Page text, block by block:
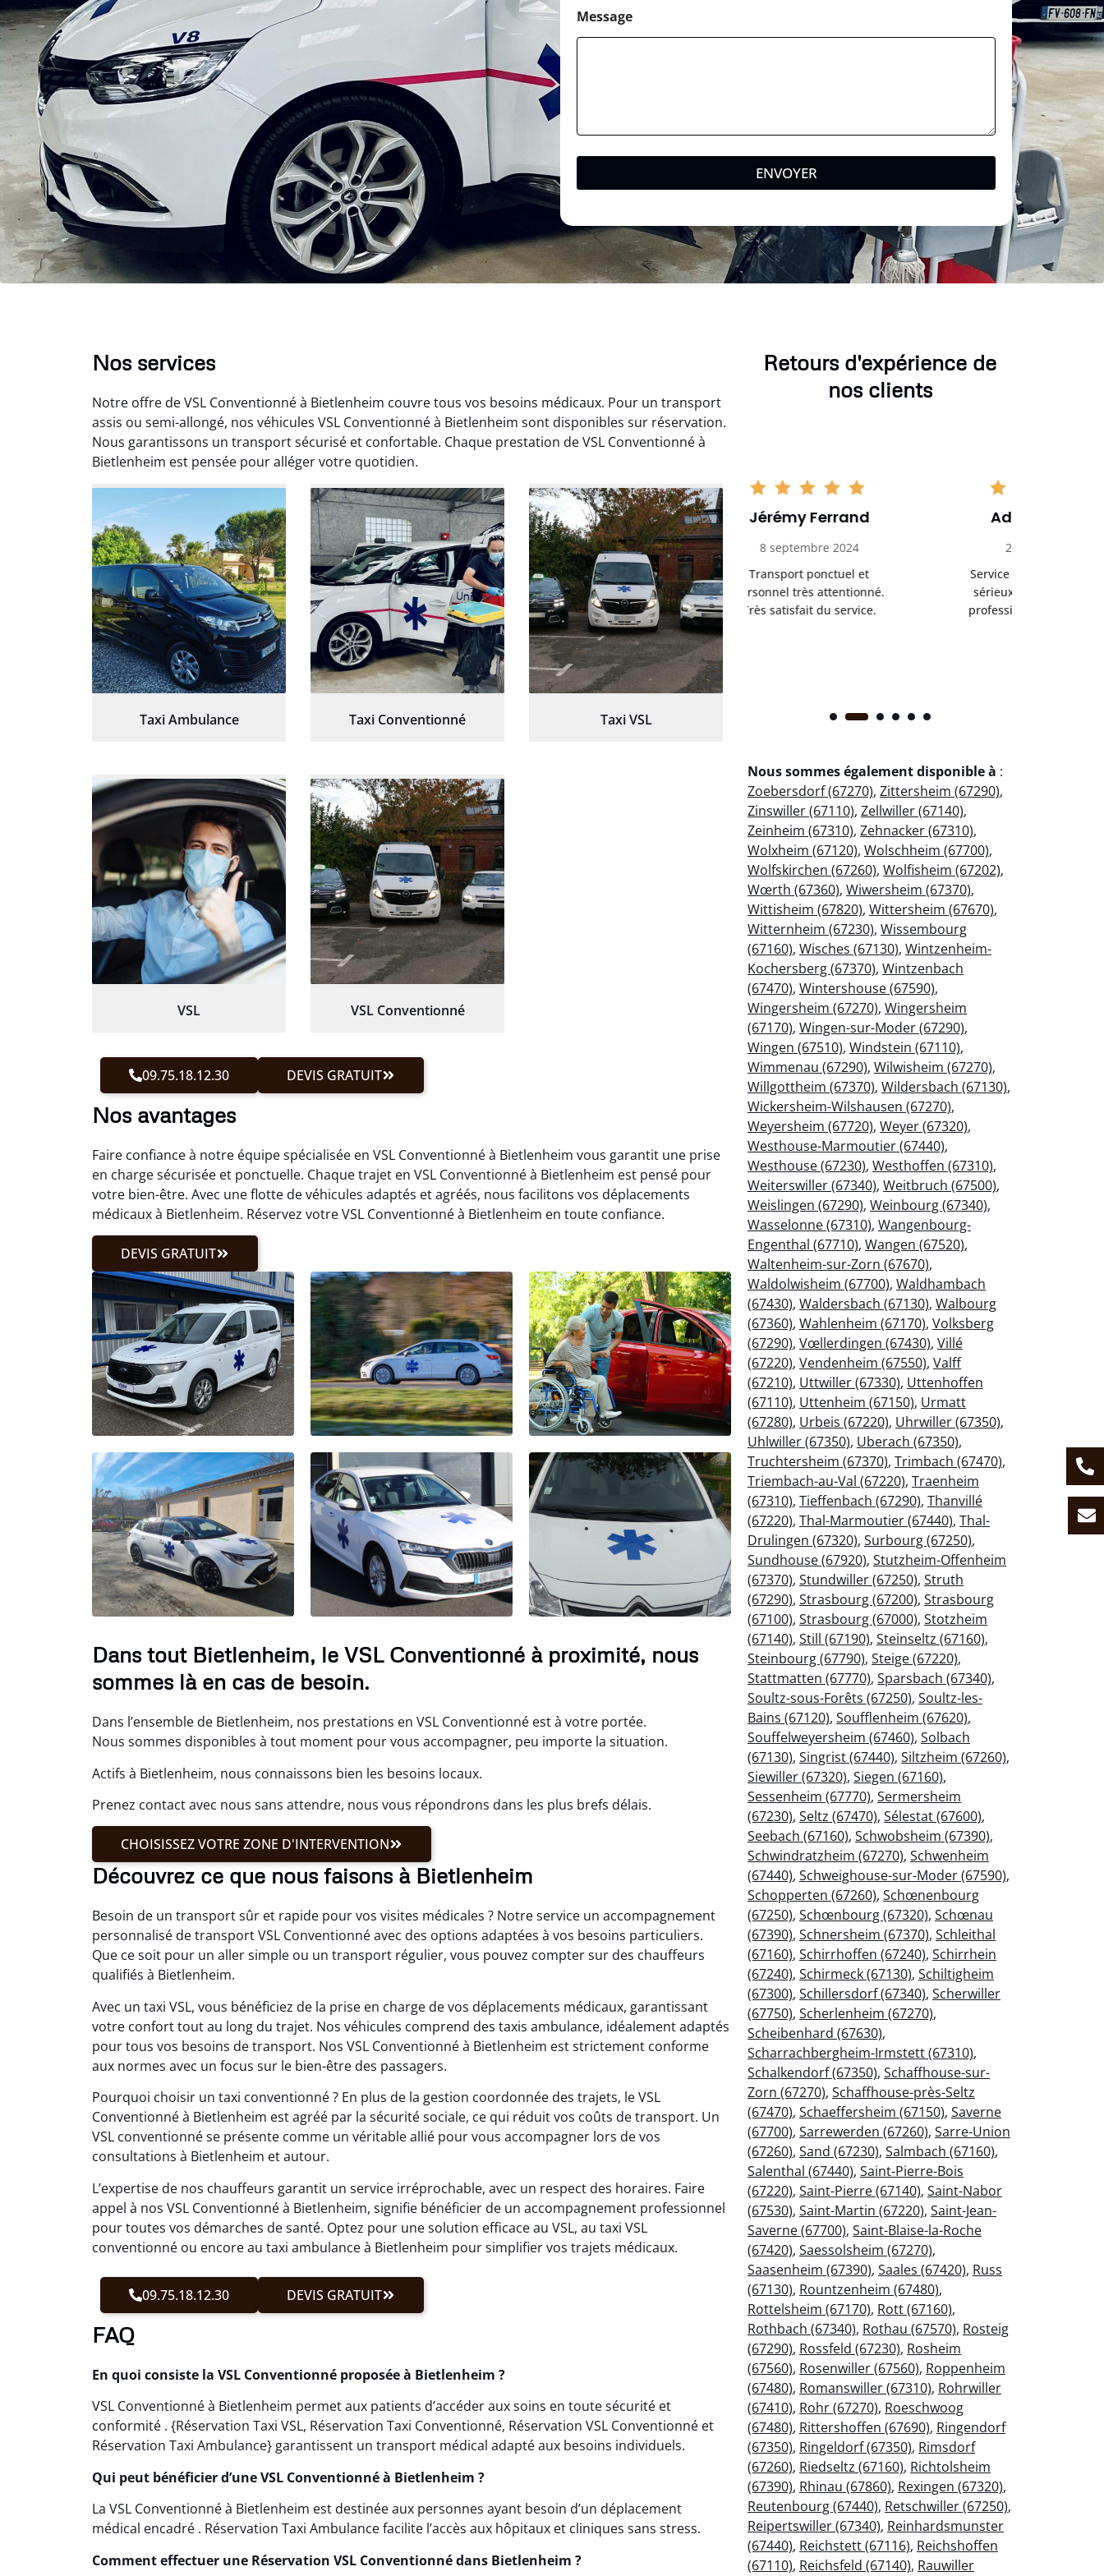
Message
ENVOYER
Nos services
Notre offre de VSL Conventionné à Bietlenheim couvre tous vos besoins médicaux. Pour un transport
assis ou semi-allongé, nos véhicules VSL Conventionné à Bietlenheim sont disponibles sur réservation.
Nous garantissons un transport sécurisé et confortable. Chaque prestation de VSL Conventionné à
Bietlenheim est pensée pour alléger votre quotidien.
Taxi Ambulance Taxi Conventionné Taxi VSL
VSL VSL Conventionné
09.75.18.12.30 DEVIS GRATUIT
Nos avantages
Faire confiance à notre équipe spécialisée en VSL Conventionné à Bietlenheim vous garantit une prise
en charge sécurisée et ponctuelle. Chaque trajet en VSL Conventionné à Bietlenheim est pensé pour
votre bien-être. Avec une flotte de véhicules adaptés et agréés, nous facilitons vos déplacements
médicaux à Bietlenheim. Réservez votre VSL Conventionné à Bietlenheim en toute confiance.
DEVIS GRATUIT
Dans tout Bietlenheim, le VSL Conventionné à proximité, nous
sommes là en cas de besoin.
Dans l’ensemble de Bietlenheim, nos prestations en VSL Conventionné est à votre portée.
Nous sommes disponibles à tout moment pour vous accompagner, peu importe la situation.
Actifs à Bietlenheim, nous connaissons bien les besoins locaux.
Prenez contact avec nous sans attendre, nous vous répondrons dans les plus brefs délais.
CHOISISSEZ VOTRE ZONE D'INTERVENTION
Découvrez ce que nous faisons à Bietlenheim
Besoin de un transport sûr et rapide pour vos visites médicales ? Notre service un accompagnement
personnalisé de transport VSL Conventionné avec des options adaptées à vos besoins particuliers.
Que ce soit pour un aller simple ou un transport régulier, vous pouvez compter sur des chauffeurs
qualifiés à Bietlenheim.
Avec un taxi VSL, vous bénéficiez de la prise en charge de vos déplacements médicaux, garantissant
votre confort tout au long du trajet. Nos véhicules comprend des taxis ambulance, idéalement adaptés
pour tous vos besoins de transport. Nos VSL Conventionné à Bietlenheim est strictement conforme
aux normes avec un focus sur le bien-être des passagers.
Pourquoi choisir un taxi conventionné ? En plus de la gestion coordonnée des trajets, le VSL
Conventionné à Bietlenheim est agréé par la sécurité sociale, ce qui réduit vos coûts de transport. Un
VSL conventionné se présente comme un véritable allié pour vous accompagner lors de vos
consultations à Bietlenheim et autour.
L’expertise de nos chauffeurs garantit un service irréprochable, avec un respect des horaires. Faire
appel à nos VSL Conventionné à Bietlenheim, signifie bénéficier de un accompagnement professionnel
pour toutes vos démarches de santé. Optez pour une solution efficace au VSL, au taxi VSL
conventionné ou encore au taxi ambulance à Bietlenheim pour simplifier vos trajets médicaux.
09.75.18.12.30 DEVIS GRATUIT
FAQ
En quoi consiste la VSL Conventionné proposée à Bietlenheim ?
VSL Conventionné à Bietlenheim permet aux patients d’accéder aux soins en toute sécurité et
conformité . {Réservation Taxi VSL, Réservation Taxi Conventionné, Réservation VSL Conventionné et
Réservation Taxi Ambulance} garantissent un transport médical adapté aux besoins individuels.
Qui peut bénéficier d’une VSL Conventionné à Bietlenheim ?
La VSL Conventionné à Bietlenheim est destinée aux personnes ayant besoin d’un déplacement
médical encadré . Réservation Taxi Ambulance facilite l’accès aux hôpitaux et cliniques sans stress.
Comment effectuer une Réservation VSL Conventionné dans Bietlenheim ?
Retours d'expérience de
nos clients
Arnaud Deschamps
30 janvier 2025
Très satisfait du transport,
tout s’est bien déroulé.
Chauffeur à l’écoute et
patient.
Jérémy Ferrand
8 septembre 2024
Transport ponctuel et
personnel très attentionné.
Très satisfait du service.
Adrien Bouchet
20 octobre 2024
Service de transport médical
sérieux et fiable. Chauffeur
professionnel et bienveillant.
Nous sommes également disponible à :
Zoebersdorf (67270), Zittersheim (67290),
Zinswiller (67110), Zellwiller (67140),
Zeinheim (67310), Zehnacker (67310),
Wolxheim (67120), Wolschheim (67700),
Wolfskirchen (67260), Wolfisheim (67202),
Wœrth (67360), Wiwersheim (67370),
Wittisheim (67820), Wittersheim (67670),
Witternheim (67230), Wissembourg
(67160), Wisches (67130), Wintzenheim-
Kochersberg (67370), Wintzenbach
(67470), Wintershouse (67590),
Wingersheim (67270), Wingersheim
(67170), Wingen-sur-Moder (67290),
Wingen (67510), Windstein (67110),
Wimmenau (67290), Wilwisheim (67270),
Willgottheim (67370), Wildersbach (67130),
Wickersheim-Wilshausen (67270),
Weyersheim (67720), Weyer (67320),
Westhouse-Marmoutier (67440),
Westhouse (67230), Westhoffen (67310),
Weiterswiller (67340), Weitbruch (67500),
Weislingen (67290), Weinbourg (67340),
Wasselonne (67310), Wangenbourg-
Engenthal (67710), Wangen (67520),
Waltenheim-sur-Zorn (67670),
Waldolwisheim (67700), Waldhambach
(67430), Waldersbach (67130), Walbourg
(67360), Wahlenheim (67170), Volksberg
(67290), Vœllerdingen (67430), Villé
(67220), Vendenheim (67550), Valff
(67210), Uttwiller (67330), Uttenhoffen
(67110), Uttenheim (67150), Urmatt
(67280), Urbeis (67220), Uhrwiller (67350),
Uhlwiller (67350), Uberach (67350),
Truchtersheim (67370), Trimbach (67470),
Triembach-au-Val (67220), Traenheim
(67310), Tieffenbach (67290), Thanvillé
(67220), Thal-Marmoutier (67440), Thal-
Drulingen (67320), Surbourg (67250),
Sundhouse (67920), Stutzheim-Offenheim
(67370), Stundwiller (67250), Struth
(67290), Strasbourg (67200), Strasbourg
(67100), Strasbourg (67000), Stotzheim
(67140), Still (67190), Steinseltz (67160),
Steinbourg (67790), Steige (67220),
Stattmatten (67770), Sparsbach (67340),
Soultz-sous-Forêts (67250), Soultz-les-
Bains (67120), Soufflenheim (67620),
Souffelweyersheim (67460), Solbach
(67130), Singrist (67440), Siltzheim (67260),
Siewiller (67320), Siegen (67160),
Sessenheim (67770), Sermersheim
(67230), Seltz (67470), Sélestat (67600),
Seebach (67160), Schwobsheim (67390),
Schwindratzheim (67270), Schwenheim
(67440), Schweighouse-sur-Moder (67590),
Schopperten (67260), Schœnenbourg
(67250), Schœnbourg (67320), Schœnau
(67390), Schnersheim (67370), Schleithal
(67160), Schirrhoffen (67240), Schirrhein
(67240), Schirmeck (67130), Schiltigheim
(67300), Schillersdorf (67340), Scherwiller
(67750), Scherlenheim (67270),
Scheibenhard (67630),
Scharrachbergheim-Irmstett (67310),
Schalkendorf (67350), Schaffhouse-sur-
Zorn (67270), Schaffhouse-près-Seltz
(67470), Schaeffersheim (67150), Saverne
(67700), Sarrewerden (67260), Sarre-Union
(67260), Sand (67230), Salmbach (67160),
Salenthal (67440), Saint-Pierre-Bois
(67220), Saint-Pierre (67140), Saint-Nabor
(67530), Saint-Martin (67220), Saint-Jean-
Saverne (67700), Saint-Blaise-la-Roche
(67420), Saessolsheim (67270),
Saasenheim (67390), Saales (67420), Russ
(67130), Rountzenheim (67480),
Rottelsheim (67170), Rott (67160),
Rothbach (67340), Rothau (67570), Rosteig
(67290), Rossfeld (67230), Rosheim
(67560), Rosenwiller (67560), Roppenheim
(67480), Romanswiller (67310), Rohrwiller
(67410), Rohr (67270), Roeschwoog
(67480), Rittershoffen (67690), Ringendorf
(67350), Ringeldorf (67350), Rimsdorf
(67260), Riedseltz (67160), Richtolsheim
(67390), Rhinau (67860), Rexingen (67320),
Reutenbourg (67440), Retschwiller (67250),
Reipertswiller (67340), Reinhardsmunster
(67440), Reichstett (67116), Reichshoffen
(67110), Reichsfeld (67140), Rauwiller